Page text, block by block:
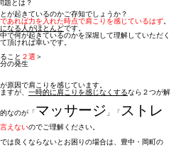
が起きているのかご存知でしょうか？
あれば力を入れた時点で肩こりを感じているはず
なる人がほとんどです。
で何が起きているのかを深堀して理解していただく
頂ければ幸いです。
こと ２選 ＞
の発生
原因で肩こりを感じています。
すが、 一時的に肩こりを感じなくするなら２つが解
なのが「マッサージ 」「 ストレ
えないのでご理解ください。
は良くならないとお困りの場合は、豊中・岡町の